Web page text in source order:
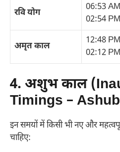
रवि योग
06:53
02:54
अमृत काल
12:48
02:12 PM
4. अशुभ काल
Timings –
इन समयों में किसी भी नए और
चाहिए: